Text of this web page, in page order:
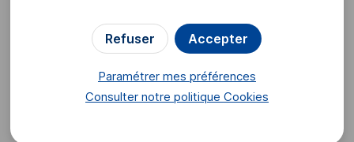
vous avez besoin de cet argent rapidement, mais attention
aux impacts fiscaux pour cette option ! En percevant vos
primes, elles seront intégrées dans votre revenu
imposable et donc soumises à l'impôt sur le revenu
Accepter
Refuser
Paramétrer mes préférences
Consulter notre politique Cookies